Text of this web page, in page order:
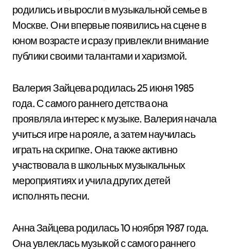
родились и выросли в музыкальной семье в
Москве. Они впервые появились на сцене в
юном возрасте и сразу привлекли внимание
публики своими талантами и харизмой.
Валерия Зайцева родилась 25 июня 1985
года. С самого раннего детства она
проявляла интерес к музыке. Валерия начала
учиться игре на рояле, а затем научилась
играть на скрипке. Она также активно
участвовала в школьных музыкальных
мероприятиях и учила других детей
исполнять песни.
Анна Зайцева родилась 10 ноября 1987 года.
Она увлеклась музыкой с самого раннего